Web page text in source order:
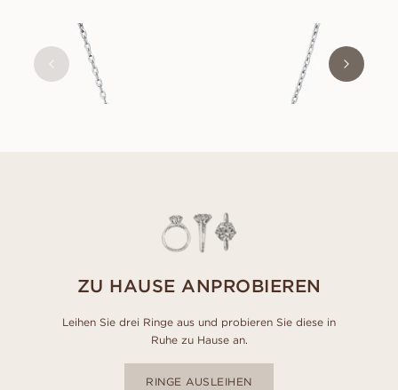
ZU HAUSE ANPROBIEREN
Leihen Sie drei Ringe aus und probieren Sie diese in
Ruhe zu Hause an.
RINGE AUSLEIHEN